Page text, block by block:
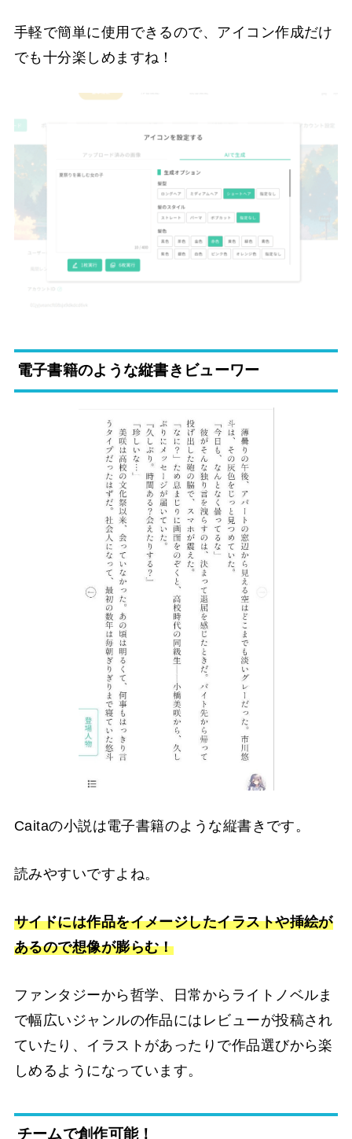
手軽で簡単に使用できるので、アイコン作成だけ
でも十分楽しめますね！
電子書籍のような縦書きビューワー
Caitaの小説は電子書籍のような縦書きです。
読みやすいですよね。
サイドには作品をイメージしたイラストや挿絵が
あるので想像が膨らむ！
ファンタジーから哲学、日常からライトノベルま
で幅広いジャンルの作品にはレビューが投稿され
ていたり、イラストがあったりで作品選びから楽
しめるようになっています。
チームで創作可能！